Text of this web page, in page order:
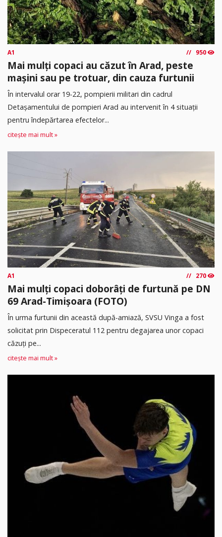
A1 950
Mai mulți copaci au căzut în Arad, peste
mașini sau pe trotuar, din cauza furtunii
În intervalul orar 19-22, pompierii militari din cadrul
Detașamentului de pompieri Arad au intervenit în 4 situații
pentru îndepărtarea efectelor...
citește mai mult »
A1 270
Mai mulți copaci doborâți de furtună pe DN
69 Arad-Timișoara (FOTO)
În urma furtunii din această după-amiază, SVSU Vinga a fost
solicitat prin Dispeceratul 112 pentru degajarea unor copaci
căzuți pe...
citește mai mult »